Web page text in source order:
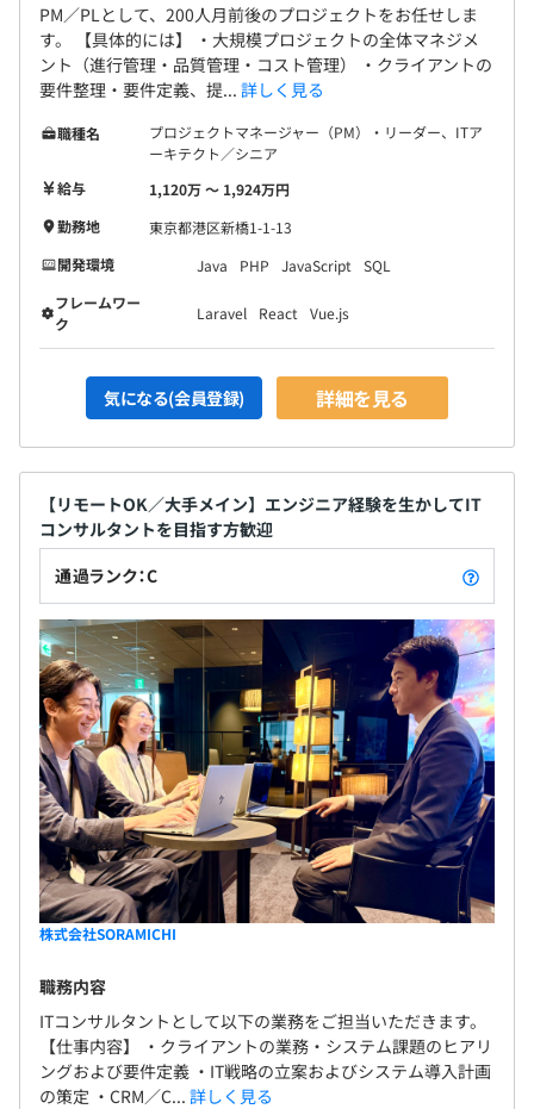
PM／PLとして、200人月前後のプロジェクトをお任せしま
す。 【具体的には】 ・大規模プロジェクトの全体マネジメ
ント（進行管理・品質管理・コスト管理） ・クライアントの
要件整理・要件定義、提... 詳しく見る
職種名
プロジェクトマネージャー（PM）・リーダー、ITア
ーキテクト／シニア
給与
1,120万 〜 1,924万円
勤務地
東京都港区新橋1-1-13
開発環境
Java PHP JavaScript
SQL
フレームワー
ク
Laravel React Vue.js
気になる(会員登録) 詳細を見る
【リモートOK／大手メイン】エンジニア経験を生かしてIT
コンサルタントを目指す方歓迎
通過ランク：C
株式会社SORAMICHI
職務内容
ITコンサルタントとして以下の業務をご担当いただきます。
【仕事内容】 ・クライアントの業務・システム課題のヒアリ
ングおよび要件定義 ・IT戦略の立案およびシステム導入計画
の策定 ・CRM／C... 詳しく見る